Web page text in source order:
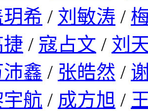
玥希 / 刘敏涛 /
/ 寇占文 / 刘
沛鑫 / 张皓然 /
航 / 成方旭 /